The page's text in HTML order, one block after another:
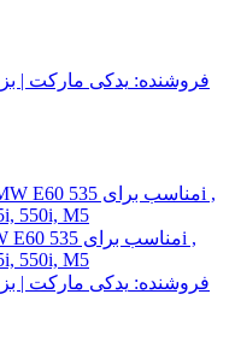
فروشنده: یدکی مارکت |
550i, M5
فروشنده: یدکی مارکت |